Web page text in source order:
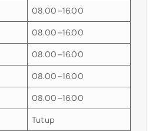
08.00–16.00
08.00–16.00
08.00–16.00
08.00–16.00
08.00–16.00
Tutup